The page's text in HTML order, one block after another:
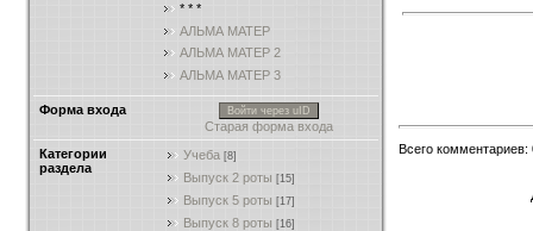
* * *
АЛЬМА МАТЕР
АЛЬМА МАТЕР 2
АЛЬМА МАТЕР 3
Форма входа Войти через uID
Старая форма входа
Категории
раздела
Учеба [8]
Выпуск 2 роты [15]
Выпуск 5 роты [17]
Выпуск 8 роты [16]
Всего комментариев: